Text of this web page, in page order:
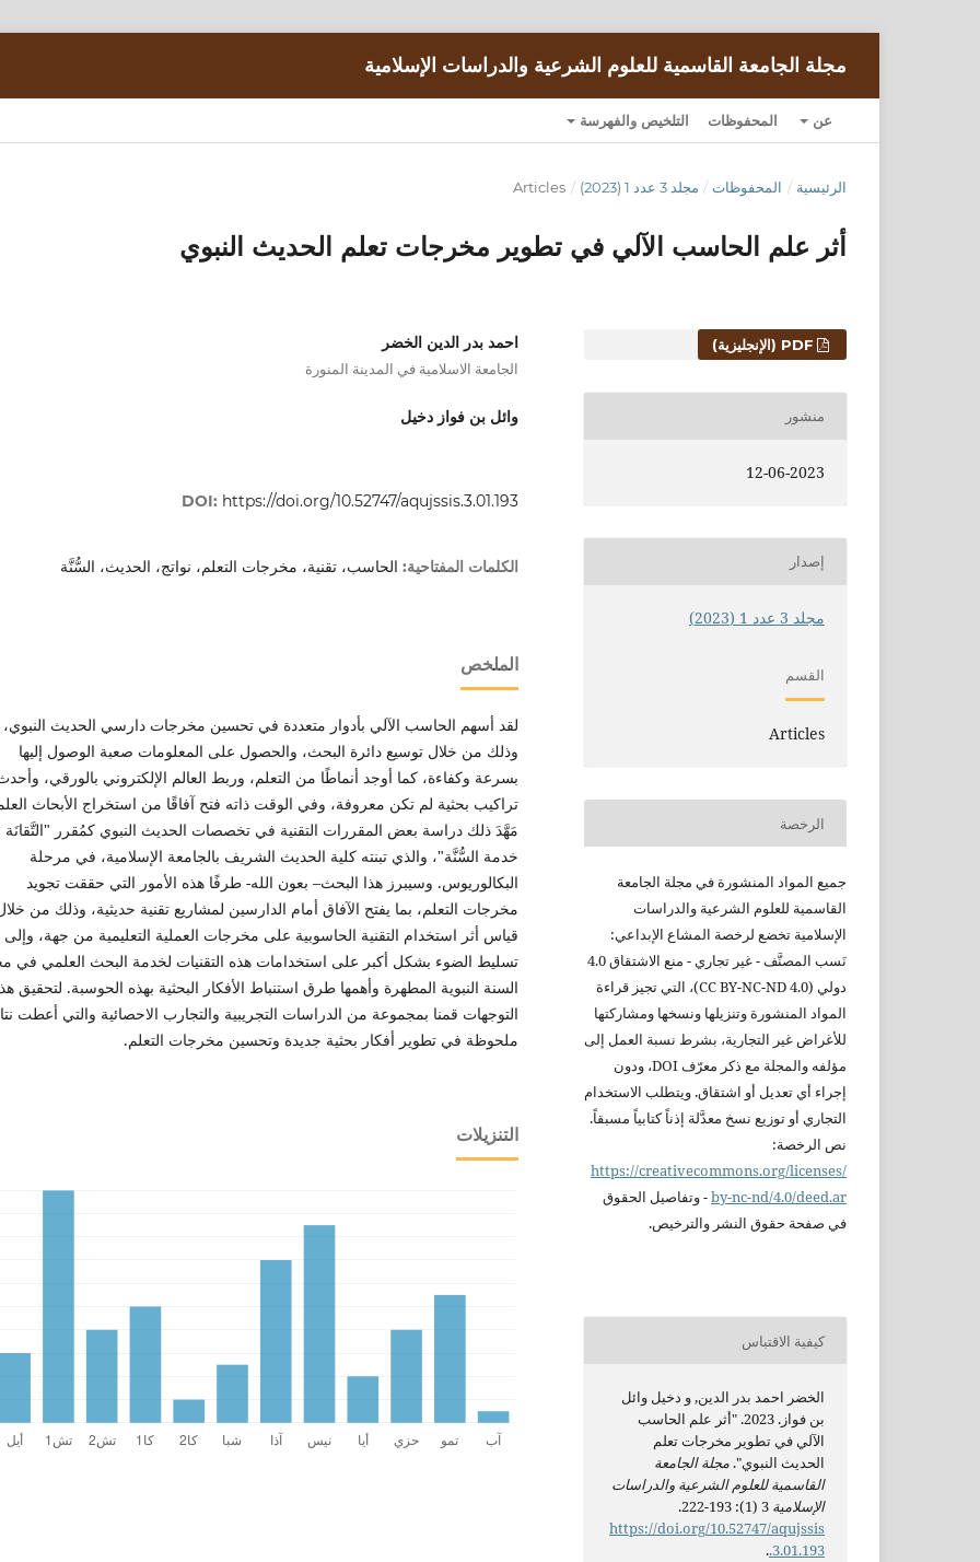
مجلة الجامعة القاسمية للعلوم الشرعية والدراسات الإسلامية
عن المحفوظات التلخيص والفهرسة
الرئيسية / المحفوظات / مجلد 3 عدد 1 (2023) /
Articles
أثر علم الحاسب الآلي في تطوير مخرجات تعلم الحديث النبوي
احمد بدر الدين الخضر
الجامعة الاسلامية في المدينة المنورة
وائل بن فواز دخيل
DOI: https://doi.org/10.52747/aqujssis.3.01.193
الكلمات المفتاحية: الحاسب، تقنية، مخرجات التعلم، نواتج، الحديث، السُّنَّة
الملخص
لقد أسهم الحاسب الآلي بأدوار متعددة في تحسين مخرجات دارسي الحديث النبوي،
وذلك من خلال توسيع دائرة البحث، والحصول على المعلومات صعبة الوصول إليها
بسرعة وكفاءة، كما أوجد أنماطًا من التعلم، وربط العالم الإلكتروني بالورقي،
تراكيب بحثية لم تكن معروفة، وفي الوقت ذاته فتح آفاقًا من استخراج الأبحاث
مَهَّدَ ذلك دراسة بعض المقررات التقنية في تخصصات الحديث النبوي كمُقرر
خدمة السُّنَّة"، والذي تبنته كلية الحديث الشريف بالجامعة الإسلامية، في مرحلة
البكالوريوس. وسيبرز هذا البحث– بعون الله- طرفًا هذه الأمور التي حققت تجويد
مخرجات التعلم، بما يفتح الآفاق أمام الدارسين لمشاريع تقنية حديثية، وذلك من
قياس أثر استخدام التقنية الحاسوبية على مخرجات العملية التعليمية من جهة، وإلى
تسليط الضوء بشكل أكبر على استخدامات هذه التقنيات لخدمة البحث العلمي في
السنة النبوية المطهرة وأهمها طرق استنباط الأفكار البحثية بهذه الحوسبة. لتحقيق
التوجهات قمنا بمجموعة من الدراسات التجريبية والتجارب الاحصائية والتي أعطت
ملحوظة في تطوير أفكار بحثية جديدة وتحسين مخرجات التعلم.
التنزيلات
التنزيلات
PDF (الإنجليزية)
منشور
12-06-2023
إصدار
مجلد 3 عدد 1 (2023)
القسم
Articles
الرخصة
جميع المواد المنشورة في مجلة الجامعة
القاسمية للعلوم الشرعية والدراسات
الإسلامية تخضع لرخصة المشاع الإبداعي:
نَسب المصنَّف - غير تجاري - منع
الاشتقاق 4.0
دولي (CC BY-NC-ND 4.0)،
التي تجيز قراءة
المواد المنشورة وتنزيلها ونسخها ومشاركتها
للأغراض غير التجارية، بشرط نسبة العمل إلى
مؤلفه والمجلة مع ذكر معرّف DOI، ودون
إجراء أي تعديل أو اشتقاق. ويتطلب الاستخدام
التجاري أو توزيع نسخ معدَّلة إذناً كتابياً مسبقاً.
نص الرخصة:
https://creativecommons.org/licenses/
by-nc-nd/4.0/deed.ar
-وتفاصيل الحقوق
في صفحة حقوق النشر والترخيص.
كيفية الاقتباس
الخضر احمد بدر الدين, و دخيل وائل
بن فواز. 2023. "أثر علم الحاسب
الآلي في تطوير مخرجات تعلم
الحديث النبوي".مجلة الجامعة
القاسمية للعلوم الشرعية والدراسات
الإسلامية 3 (1): 193-222.
https://doi.org/10.52747/aqujssis
.3.01.193
.